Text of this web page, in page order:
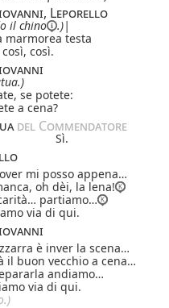
Leporello
il chino .)|
marmorea testa
così.
se potete:
a cena?
del Commendatore
Sì.
mi posso appena…
oh dèi, la lena!
partiamo…
via di qui.
è inver la scena…
il buon vecchio a cena…
andiamo…
via di qui.